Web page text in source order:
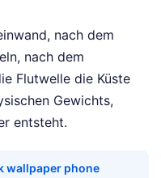
nach dem
nach dem
Flutwelle die Küste
Gewichts,
entsteht.
wallpaper phone